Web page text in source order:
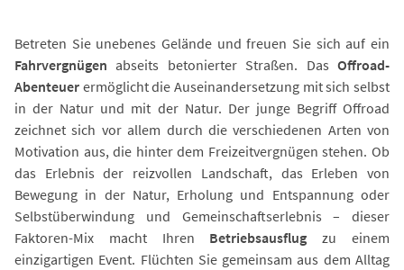
Betreten Sie unebenes Gelände und freuen Sie sich auf ein
Fahrvergnügen abseits betonierter Straßen. DasOffroad-
Abenteuer ermöglicht die Auseinandersetzung mit sich selbst
in der Natur und mit der Natur. Der junge Begriff Offroad
zeichnet sich vor allem durch die verschiedenen Arten von
Motivation aus, die hinter dem Freizeitvergnügen stehen. Ob
das Erlebnis der reizvollen Landschaft, das Erleben von
Bewegung in der Natur, Erholung und Entspannung oder
Selbstüberwindung und Gemeinschaftserlebnis – dieser
Faktoren-Mix macht Ihren Betriebsausflugzu einem
einzigartigen Event. Flüchten Sie gemeinsam aus dem Alltag